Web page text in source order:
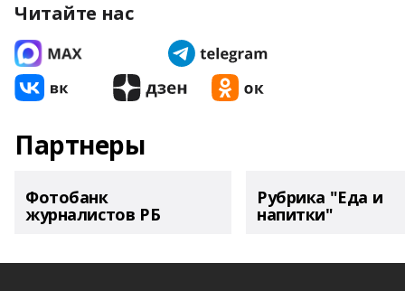
Читайте нас
Партнеры
Фотобанк
журналистов РБ
Рубрика "Еда и
напитки"